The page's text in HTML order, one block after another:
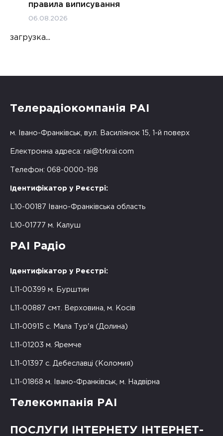
правила виписування
06.08.2026
загрузка...
Телерадіокомпанія РАІ
м. Івано-Франківськ, вул. Василіянок 15, 1-й поверх
Електронна адреса: rai@trkrai.com
Телефон: 068-0000-198
Ідентифікатор у Реєстрі:
L10-00187 Івано-Франківська область
L10-01777 м. Калуш
РАІ Радіо
Ідентифікатор у Реєстрі:
L11-00399 м. Бурштин
L11-00887 смт. Верховина, м. Косів
L11-00915 с. Мала Тур'я (Долина)
L11-01203 м. Яремче
L11-01397 с. Дебеславці (Коломия)
L11-01868 м. Івано-Франківськ, м. Надвірна
Телекомпанія РАІ
ПОСЛУГИ ІНТЕРНЕТУ ІНТЕРНЕТ-